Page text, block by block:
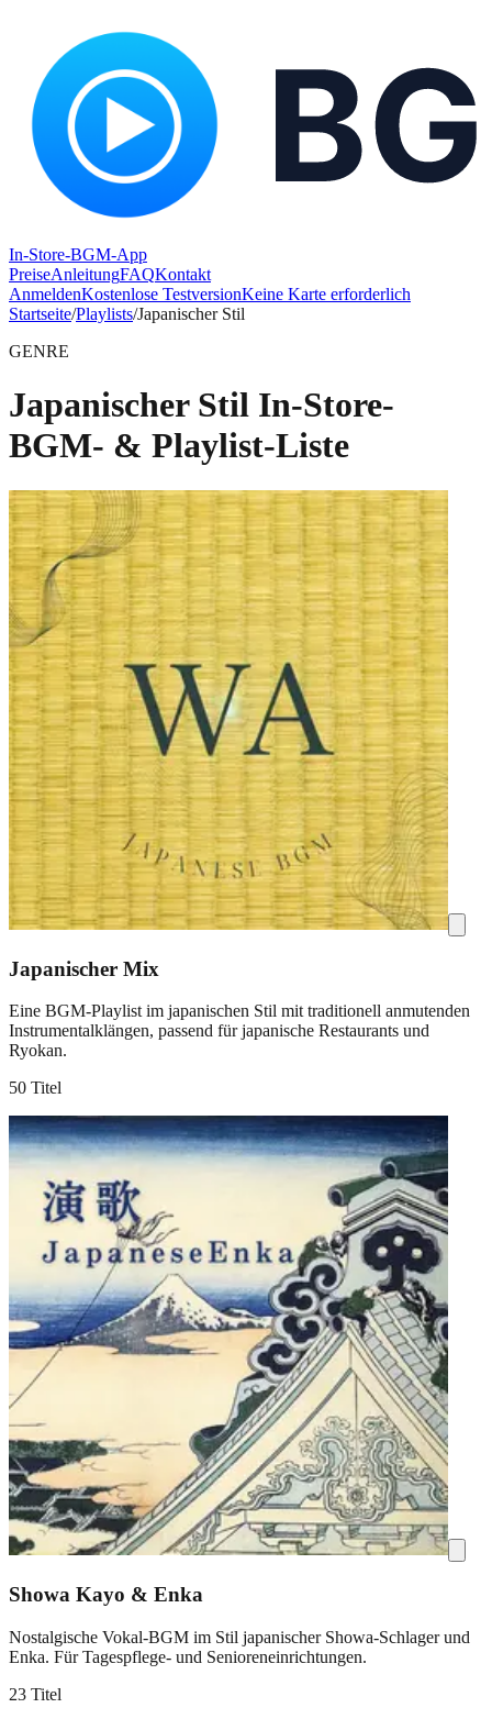
In-Store-BGM-App
PreiseAnleitungFAQKontakt
AnmeldenKostenlose TestversionKeine Karte erforderlich
Startseite/Playlists/Japanischer Stil
GENRE
Japanischer Stil In-Store-
BGM- & Playlist-Liste
Japanischer Mix
Eine BGM-Playlist im japanischen Stil mit traditionell anmutenden
Instrumentalklängen, passend für japanische Restaurants und
Ryokan.
50 Titel
Showa Kayo & Enka
Nostalgische Vokal-BGM im Stil japanischer Showa-Schlager und
Enka. Für Tagespflege- und Senioreneinrichtungen.
23 Titel